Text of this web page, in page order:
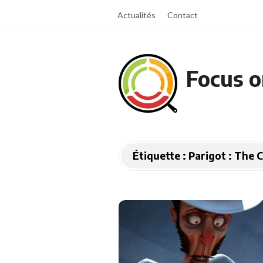
Actualités Contact
Focus
Étiquette : Parigot : The